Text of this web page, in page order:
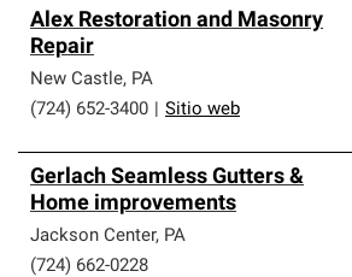
Alex Restoration and Masonry
Repair
New Castle, PA
(724) 652-3400
Sitio web
Gerlach Seamless Gutters &
Home improvements
Jackson Center, PA
(724) 662-0228